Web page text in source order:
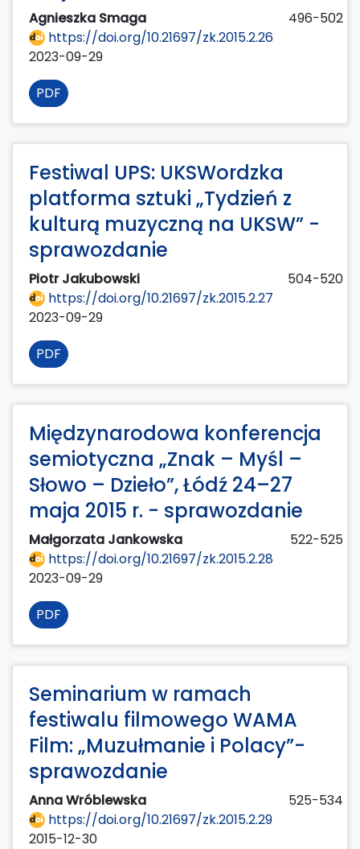
Agnieszka Smaga
496-502
https://doi.org/10.21697/zk.2015.2.26
2023-09-29
PDF
Festiwal UPS: UKSWordzka
platforma sztuki „Tydzień z
kulturą muzyczną na UKSW” -
sprawozdanie
Piotr Jakubowski
504-520
https://doi.org/10.21697/zk.2015.2.27
2023-09-29
PDF
Międzynarodowa konferencja
semiotyczna „Znak – Myśl –
Słowo – Dzieło”, Łódź 24–27
maja 2015 r. - sprawozdanie
Małgorzata Jankowska
522-525
https://doi.org/10.21697/zk.2015.2.28
2023-09-29
PDF
Seminarium w ramach
festiwalu filmowego WAMA
Film: „Muzułmanie i Polacy”-
sprawozdanie
Anna Wróblewska
525-534
https://doi.org/10.21697/zk.2015.2.29
2015-12-30